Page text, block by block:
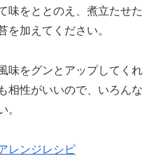
味をととのえ、煮立たせた
を加えてください。
味をグンとアップしてくれ
相性がいいので、いろんな
。
レンジレシピ